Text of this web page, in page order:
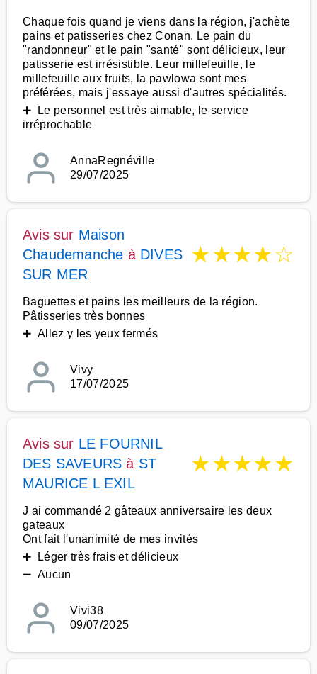
Chaque fois quand je viens dans la région, j'achète
pains et patisseries chez Conan. Le pain du
"randonneur" et le pain "santé" sont délicieux, leur
patisserie est irrésistible. Leur millefeuille, le
millefeuille aux fruits, la pawlowa sont mes
préférées, mais j'essaye aussi d'autres spécialités.
➕ Le personnel est très aimable, le service
irréprochable
AnnaRegnéville
29/07/2025
Avis sur Maison
Chaudemanche à DIVES
SUR MER
★★★★☆
Baguettes et pains les meilleurs de la région.
Pâtisseries très bonnes
➕ Allez y les yeux fermés
Vivy
17/07/2025
Avis sur LE FOURNIL
DES SAVEURS à ST
MAURICE L EXIL
★★★★★
J ai commandé 2 gâteaux anniversaire les deux
gateaux
Ont fait l'unanimité de mes invités
➕ Léger très frais et délicieux
➖ Aucun
Vivi38
09/07/2025